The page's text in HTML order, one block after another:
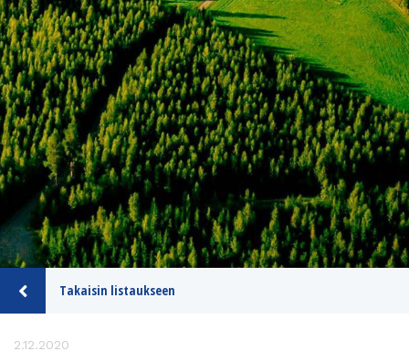
Takaisin listaukseen
2.12.2020